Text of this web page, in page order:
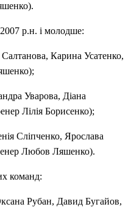
р.н. і молодше:
Карина Усатенко,
Уварова, Діана
Лілія Борисенко);
Сліпченко, Ярослава
Любов Ляшенко).
команд:
Рубан, Давид Бугайов,